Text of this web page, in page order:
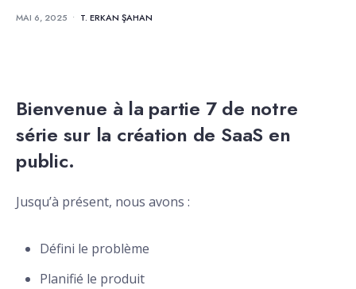
MAI 6, 2025 • T. ERKAN ŞAHAN
Bienvenue à la partie 7 de notre
série sur la création de SaaS en
public.
Jusqu’à présent, nous avons :
Défini le problème
Planifié le produit